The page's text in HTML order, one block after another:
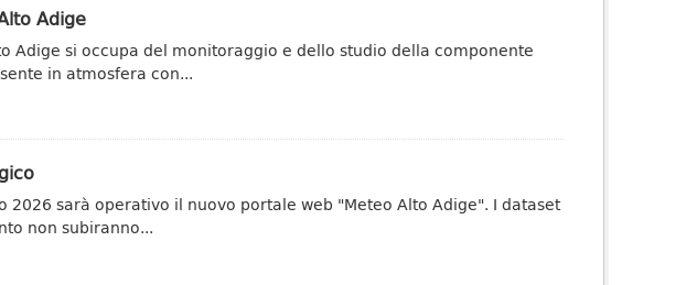
Adige
Adige si occupa del monitoraggio e dello studio della componente
in atmosfera con...
sarà operativo il nuovo portale web "Meteo Alto Adige". I dataset
non subiranno...